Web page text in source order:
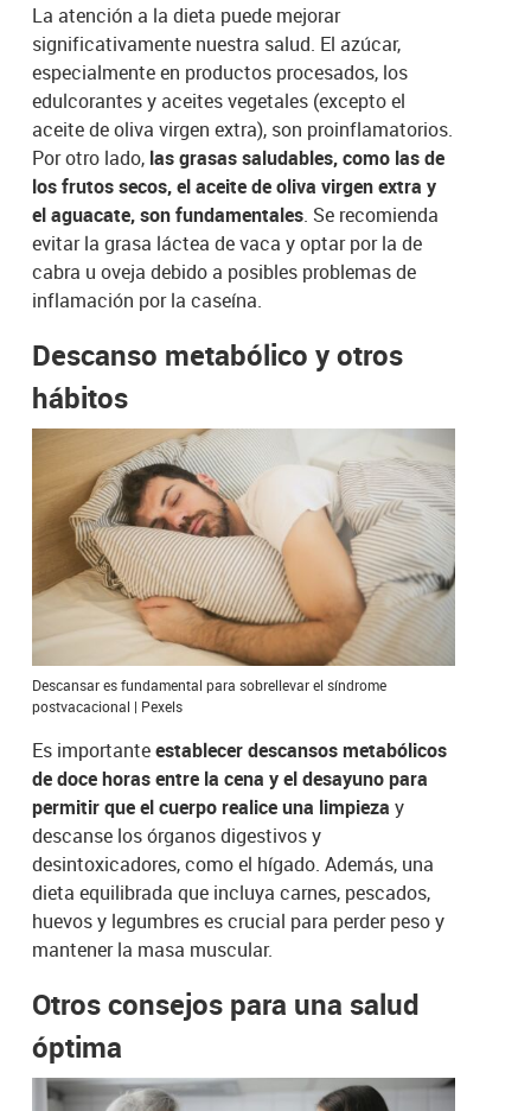
La atención a la dieta puede mejorar
significativamente nuestra salud. El azúcar,
especialmente en productos procesados, los
edulcorantes y aceites vegetales (excepto el
aceite de oliva virgen extra), son proinflamatorios.
Por otro lado, las grasas saludables, como las de
los frutos secos, el aceite de oliva virgen extra y
el aguacate, son fundamentales. Se recomienda
evitar la grasa láctea de vaca y optar por la de
cabra u oveja debido a posibles problemas de
inflamación por la caseína.
Descanso metabólico y otros
hábitos
Descansar es fundamental para sobrellevar el síndrome
postvacacional | Pexels
Es importanteestablecer descansos metabólicos
de doce horas entre la cena y el desayuno para
permitir que el cuerpo realice una limpieza y
descanse los órganos digestivos y
desintoxicadores, como el hígado. Además, una
dieta equilibrada que incluya carnes, pescados,
huevos y legumbres es crucial para perder peso y
mantener la masa muscular.
Otros consejos para una salud
óptima